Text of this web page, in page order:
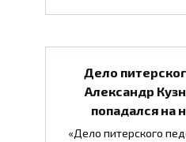
Дело
Александр
попадался на
«Дело питерского